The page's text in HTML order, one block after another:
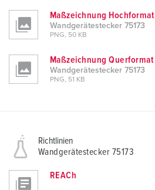
Maßzeichnung Hochformat
Wandgerätestecker 75173
PNG, 50 KB
Maßzeichnung Querformat
Wandgerätestecker 75173
PNG, 51 KB
Richtlinien
Wandgerätestecker 75173
REACh